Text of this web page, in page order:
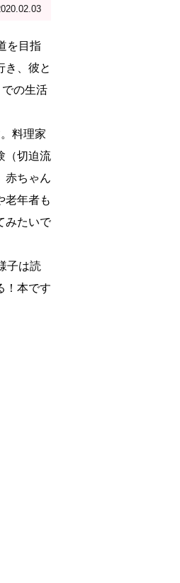
を目指
き、彼と
の生活
料理家
（切迫流
赤ちゃん
老年者も
みたいで
子は読
！本です